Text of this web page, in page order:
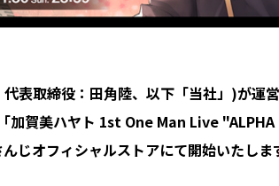
表取締役：田角陸、以下「当社」)が運
加賀美ハヤト 1st One Man Live
じオフィシャルストアにて開始いたしま